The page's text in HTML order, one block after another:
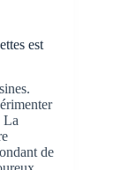
est
La
de